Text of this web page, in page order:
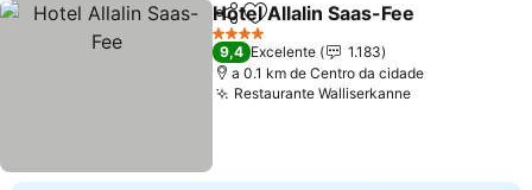
PartilharAdicionar aos favoritos
Hotel Allalin Saas-Fee
4 Estrelas
9,4 Excelente
1.183
a 0.1 km de Centro da cidade
Restaurante Walliserkanne